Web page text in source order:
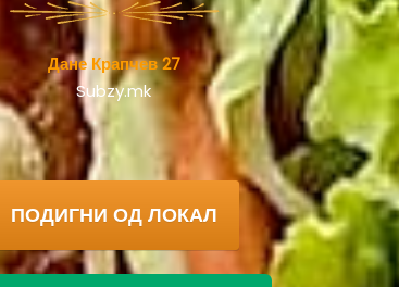
Дане Крапчев 27
Subzy.mk
ПОДИГНИ ОД ЛОКАЛ